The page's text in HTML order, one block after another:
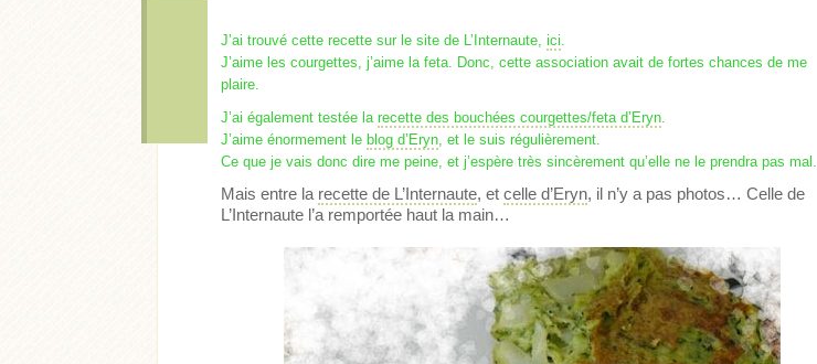
J’ai trouvé cette recette sur le site de L’Internaute,ici.
J’aime les courgettes, j’aime la feta. Donc, cette association avait de fortes chances de me
plaire.
J’ai également testée larecette des bouchées courgettes/feta d’Eryn.
J’aime énormement le blog d’Eryn, et le suis régulièrement.
Ce que je vais donc dire me peine, et j’espère très sincèrement qu’elle ne le prendra pas mal.
Mais entre la recette de L’Internaute, etcelle d’Eryn, il n’y a pas photos… Celle de
L’Internaute l’a remportée haut la main…
Acheter